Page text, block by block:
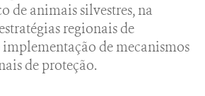
de animais silvestres, na
regionais de
implementação de mecanismos
de proteção.